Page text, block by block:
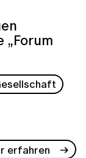
erfahren